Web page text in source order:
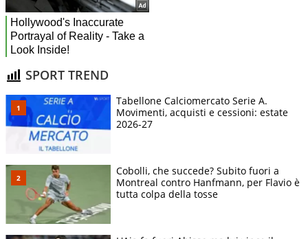
SPORT TREND
Tabellone Calciomercato Serie A.
Movimenti, acquisti e cessioni: estate
2026-27
Cobolli, che succede? Subito fuori a
Montreal contro Hanfmann, per Flavio è
tutta colpa della tosse